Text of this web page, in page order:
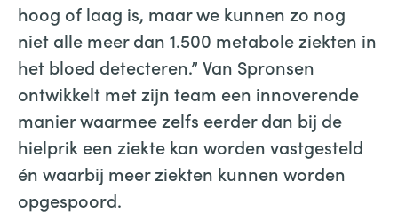
hoog of laag is, maar we kunnen zo nog
niet alle meer dan 1.500 metabole ziekten in
het bloed detecteren.” Van Spronsen
ontwikkelt met zijn team een innoverende
manier waarmee zelfs eerder dan bij de
hielprik een ziekte kan worden vastgesteld
én waarbij meer ziekten kunnen worden
opgespoord.